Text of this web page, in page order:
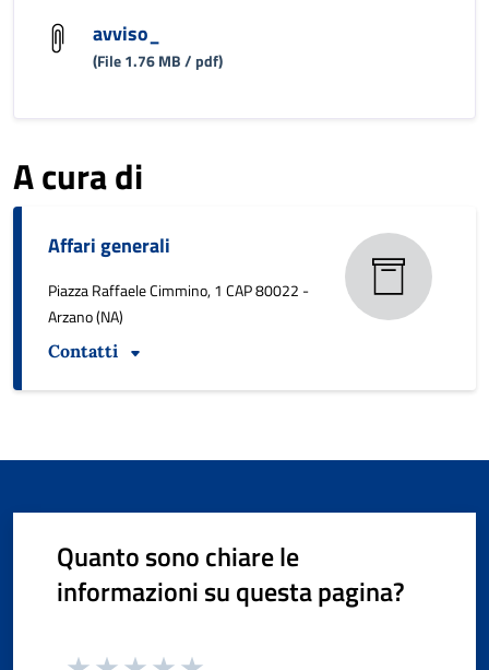
avviso_
(File 1.76 MB / pdf)
A cura di
Affari generali
Piazza Raffaele Cimmino, 1 CAP 80022 -
Arzano (NA)
Contatti
Quanto sono chiare le
informazioni su questa pagina?